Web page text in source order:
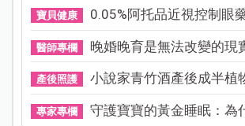
寶貝健康 0.05%阿托品近視控制眼
醫師專欄 晚婚晚育是無法改變的現
產後照護 小說家青竹酒產後成半植
專家專欄 守護寶寶的黃金睡眠：為